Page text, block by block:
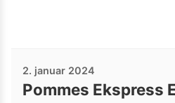
2. januar 2024
Pommes Ekspress